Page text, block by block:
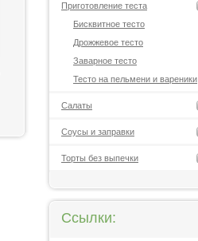
Приготовление теста
Бисквитное тесто
Дрожжевое тесто
Заварное тесто
Тесто на пельмени и вареники
Салаты
Соусы и заправки
Торты без выпечки
Ссылки: